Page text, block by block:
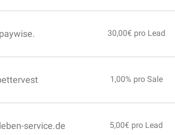
paywise. 30,00€ pro Lead
1,00% pro Sale
service.de 5,00€ pro Lead